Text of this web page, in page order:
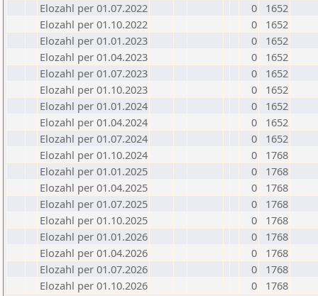
Elozahl per 01.07.2022
0
1652
Elozahl per 01.10.2022
0
1652
Elozahl per 01.01.2023
0
1652
Elozahl per 01.04.2023
0
1652
Elozahl per 01.07.2023
0
1652
Elozahl per 01.10.2023
0
1652
Elozahl per 01.01.2024
0
1652
Elozahl per 01.04.2024
0
1652
Elozahl per 01.07.2024
0
1652
Elozahl per 01.10.2024
0
1768
Elozahl per 01.01.2025
0
1768
Elozahl per 01.04.2025
0
1768
Elozahl per 01.07.2025
0
1768
Elozahl per 01.10.2025
0
1768
Elozahl per 01.01.2026
0
1768
Elozahl per 01.04.2026
0
1768
Elozahl per 01.07.2026
0
1768
Elozahl per 01.10.2026
0 1768